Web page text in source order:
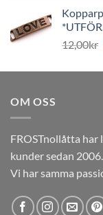
12,00kr
OM OSS
FROSTnollåtta
kunder sedan 2006.
Vi har samma